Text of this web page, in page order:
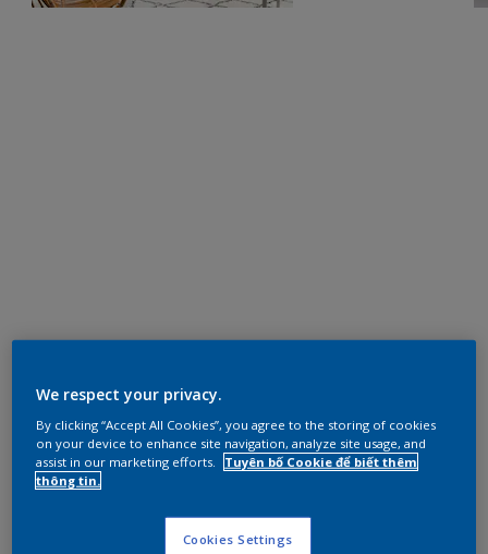
We respect your privacy.
By clicking “Accept All Cookies”, you agree to the storing of cookies
on your device to enhance site navigation, analyze site usage, and
assist in our marketing efforts.
Tuyên bố Cookie để biết thêm
thông tin.
Cookies Settings